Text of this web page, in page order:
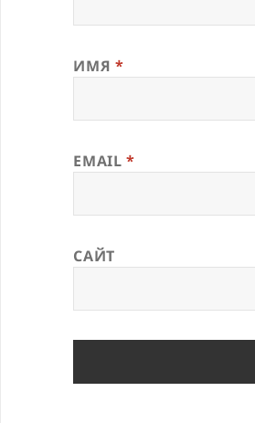
ИМЯ *
EMAIL*
САЙТ